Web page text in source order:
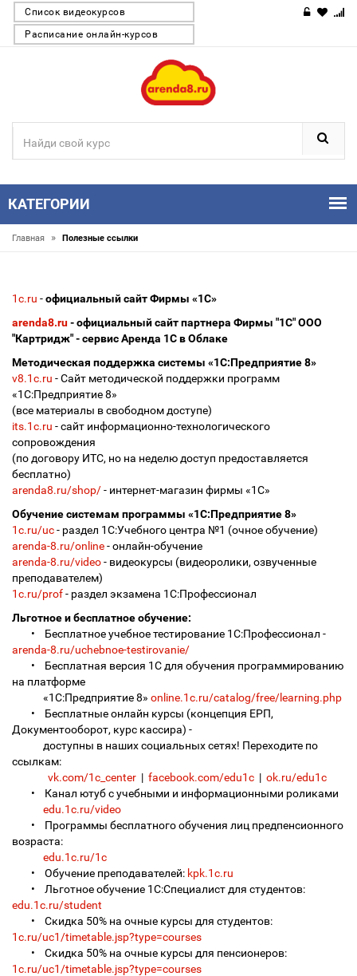
Список видеокурсов
Расписание онлайн-курсов
КАТЕГОРИИ
Главная » Полезные ссылки
1c.ru -официальный сайт Фирмы «1С»
arenda8.ru- официальный сайт партнера Фирмы "1С" ООО
"Картридж" - сервис Аренда 1С в Облаке
Методическая поддержка системы «1С:Предприятие 8»
v8.1c.ru - Сайт методической поддержки программ
«1С:Предприятие 8»
(все материалы в свободном доступе)
its.1c.ru - сайт информационно-технологического
сопровождения
(по договору ИТС, но на неделю доступ предоставляется
бесплатно)
arenda8.ru/shop/- интернет-магазин фирмы «1С»
Обучение системам программы «1С:Предприятие 8»
1c.ru/uc- раздел 1С:Учебного центра №1 (очное обучение)
arenda-8.ru/online- онлайн-обучение
arenda-8.ru/video- видеокурсы (видеоролики, озвученные
преподавателем)
1c.ru/prof- раздел экзамена 1С:Профессионал
Льготное и бесплатное обучение:
• Бесплатное учебное тестирование 1С:Профессионал -
arenda-8.ru/uchebnoe-testirovanie/
• Бесплатная версия 1С для обучения программированию
на платформе
«1С:Предприятие 8» online.1c.ru/catalog/free/learning.php
• Бесплатные онлайн курсы (концепция ЕРП,
Документооборот, курс кассира) -
доступны в наших социальных сетях! Переходите по
ссылкам:
vk.com/1c_center | facebook.com/edu1c | ok.ru/edu1c
• Канал ютуб с учебными и информационными роликами
edu.1c.ru/video
• Программы бесплатного обучения лиц предпенсионного
возраста:
edu.1c.ru/1c
• Обучение преподавателей: kpk.1c.ru
• Льготное обучение 1С:Специалист для студентов:
edu.1c.ru/student
• Скидка 50% на очные курсы для студентов:
1c.ru/uc1/timetable.jsp?type=courses
• Скидка 50% на очные курсы для пенсионеров:
1c.ru/uc1/timetable.jsp?type=courses